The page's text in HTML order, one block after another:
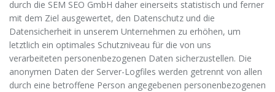
durch die SEM SEO GmbH daher einerseits statistisch und ferner
mit dem Ziel ausgewertet, den Datenschutz und die
Datensicherheit in unserem Unternehmen zu erhöhen, um
letztlich ein optimales Schutzniveau für die von uns
verarbeiteten personenbezogenen Daten sicherzustellen. Die
anonymen Daten der Server-Logfiles werden getrennt von allen
durch eine betroffene Person angegebenen personenbezogenen